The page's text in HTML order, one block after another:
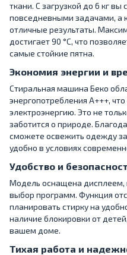
ткани. С загрузкой до 6 кг
повседневными задачами, а
отличные результаты.
достигает 90 °C, что
самые стойкие пятна.
Экономия энергии и
Стиральная машина Беко
энергопотребления A+++,
электроэнергию. Это не
заботится о природе.
сможете освежить одежду
удобно в условиях
Удобство и
Модель оснащена дисплеем,
выбор программ. Функция
планировать стирку на
наличие блокировки от
вашем доме.
Тихая работа и